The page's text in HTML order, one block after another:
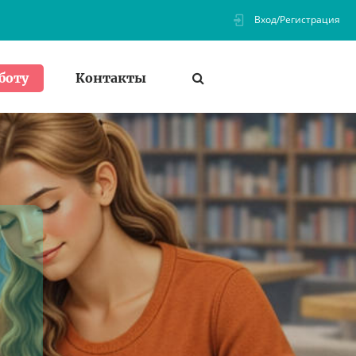
Вход/Регистрация
Контакты